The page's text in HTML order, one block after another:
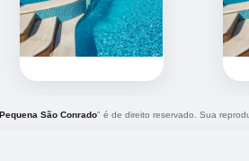
São Conrado" é de direito reservado. Sua